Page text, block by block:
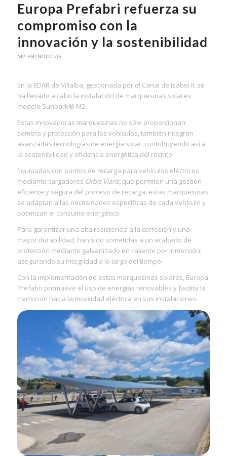
Europa Prefabri refuerza su
compromiso con la
innovación y la sostenibilidad
M2-ESP, NOTICIAS
En la EDAR de Villalba, gestionada por el Canal de Isabel II, se
ha llevado a cabo la instalación de marquesinas solares
modelo Sunpark® M2.
Estas innovadoras marquesinas no sólo proporcionan
sombra y protección para los vehículos, también integran
avanzadas tecnologías de energía solar, contribuyendo así a
la sostenibilidad y eficiencia energética del recinto.
Equipadas con puntos de recarga para vehículos eléctricos
mediante cargadores Orbis Viaris, que permiten una gestión
eficiente y segura del proceso de recarga, estas marquesinas
se adaptan a las necesidades específicas de cada vehículo y
optimizan el consumo energético.
Para garantizar una alta resistencia a la corrosión y una
mayor durabilidad, han sido sometidas a un acabado de
protección mediante galvanizado en caliente por inmersión,
asegurando su integridad a lo largo del tiempo-
Con la implementación de estas marquesinas solares, Europa
Prefabri promueve el uso de energías renovables y facilita la
transición hacia la movilidad eléctrica en sus instalaciones.